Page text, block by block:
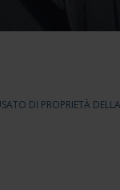
DI PROPRIETÀ DELLA